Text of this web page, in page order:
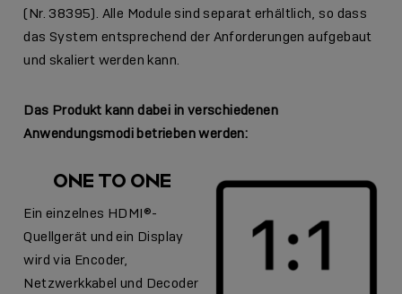
(Nr. 38395). Alle Module sind separat erhältlich, so dass
das System entsprechend der Anforderungen aufgebaut
und skaliert werden kann.
Das Produkt kann dabei in verschiedenen
Anwendungsmodi betrieben werden:
ONE TO ONE
Ein einzelnes HDMI®-
Quellgerät und ein Display
wird via Encoder,
Netzwerkkabel und Decoder